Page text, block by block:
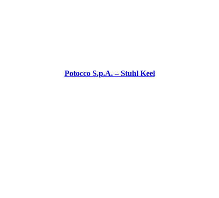
Potocco S.p.A. – Stuhl Keel